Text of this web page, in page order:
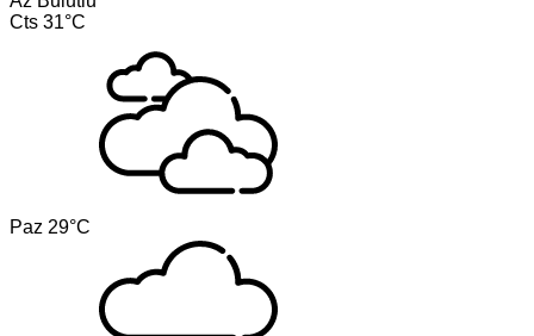
Cts 31°C
Paz 29°C